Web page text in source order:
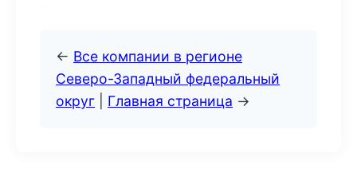
← Все компании в регионе
Северо-Западный федеральный
округ
Главная страница →